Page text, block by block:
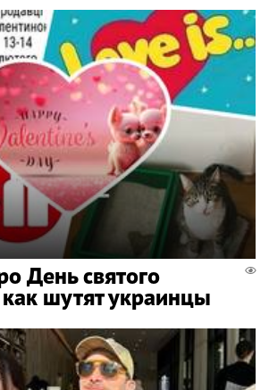
День святого
шутят украинцы